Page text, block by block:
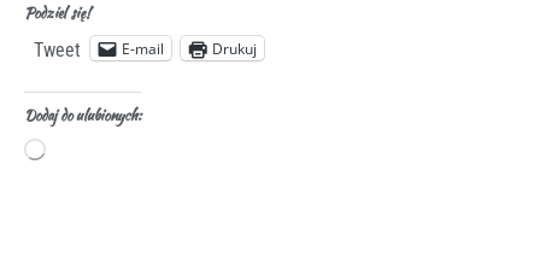
Podziel się!
Tweet E-mail Drukuj
Dodaj do ulubionych: